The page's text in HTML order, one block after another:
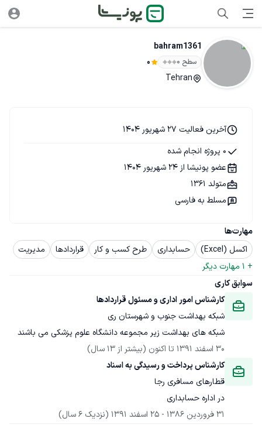
bahram1361
سطح ۰ 0
Tehran
مهارت‌ها
اکسل (Excel)
حسابداری طرح کسب و کار قراردادها
مدیریت
+
1 مهارت دیگر
سوابق کاری
کارشناس امور اداری و مسئول قراردادها
شبکه بهداشت جنوب و شهرستان ری
شبکه های بهداشت زیر مجموعه دانشگاه علوم پزشکی می باشند
30 اسفند 1391
تا اکنون (بیشتر از 13 سال)
کارشناس پرداخت و رسیدگی به اسناد
قطارهای مسافری رجا
در اداره حسابداری
31 فروردین 1386
- 25 اسفند 1391
(نزدیک 6 سال)
آخرین فعالیت 27 شهریور 1404
0 پروژه انجام شده
عضو پونیشا از 24 شهریور 1404
متولد 1361
مسلط به فارسی